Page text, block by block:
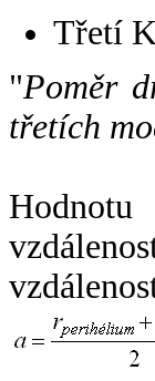
Třetí
"Poměr
třetích